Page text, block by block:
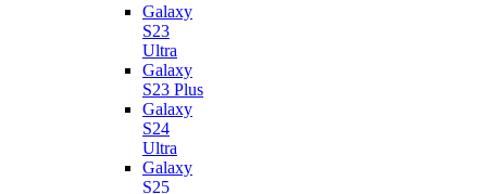
Galaxy
S23
Ultra
Galaxy
S23 Plus
Galaxy
S24
Ultra
Galaxy
S25